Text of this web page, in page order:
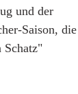
und der
Saison, die